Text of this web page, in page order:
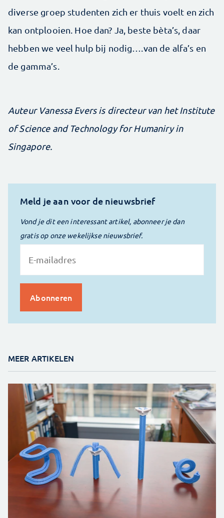
diverse groep studenten zich er thuis voelt en zich
kan ontplooien. Hoe dan? Ja, beste bèta’s, daar
hebben we veel hulp bij nodig….van de alfa’s en
de gamma’s.
Auteur Vanessa Evers is directeur van het Institute
of Science and Technology for Humaniry in
Singapore.
Meld je aan voor de nieuwsbrief
Vond je dit een interessant artikel, abonneer je dan
gratis op onze wekelijkse nieuwsbrief.
MEER ARTIKELEN